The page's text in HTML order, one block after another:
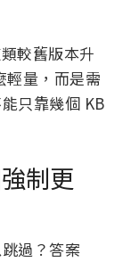
較舊版本升
輕量，而是需
只靠幾個 KB
制更
過？答案